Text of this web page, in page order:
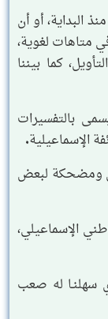
البداية، أو أن
متاهات لغوية،
كما بيننا
بالتفسيرات
الإسماعيلية.
ومضحكة لبعض
الإسماعيلي،
سهلنـا له صعب